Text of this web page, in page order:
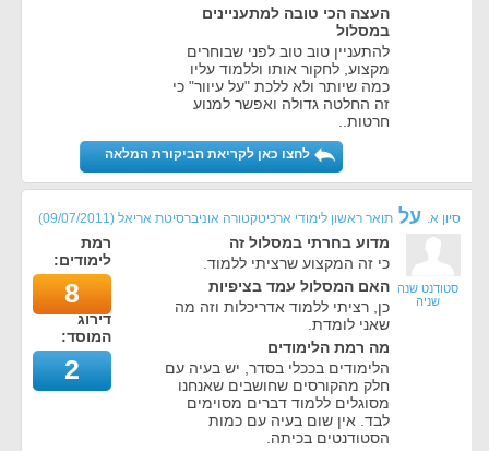
העצה הכי טובה למתעניינים
במסלול
להתעניין טוב טוב לפני שבוחרים
מקצוע, לחקור אותו וללמוד עליו
כמה שיותר ולא ללכת "על עיוור" כי
זה החלטה גדולה ואפשר למנוע
חרטות..
לחצו כאן לקריאת הביקורת המלאה
סיון א. על תואר ראשון לימודי ארכיטקטורה אוניברסיטת אריאל (
09/07/2011
)
סטודנט שנה
שניה
מדוע בחרתי במסלול זה
כי זה המקצוע שרציתי ללמוד.
האם המסלול עמד בציפיות
כן, רציתי ללמוד אדריכלות וזה מה
שאני לומדת.
מה רמת הלימודים
הלימודים בככלי בסדר, יש בעיה עם
חלק מהקורסים שחושבים שאנחנו
מסוגלים ללמוד דברים מסוימים
לבד. אין שום בעיה עם כמות
הסטודנטים בכיתה.
רמת
לימודים:
8
דירוג
המוסד:
2